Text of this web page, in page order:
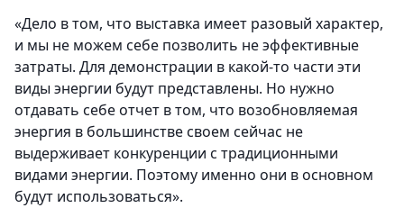
«Дело в том, что выставка имеет разовый характер,
и мы не можем себе позволить не эффективные
затраты. Для демонстрации в какой-то части эти
виды энергии будут представлены. Но нужно
отдавать себе отчет в том, что возобновляемая
энергия в большинстве своем сейчас не
выдерживает конкуренции с традиционными
видами энергии. Поэтому именно они в основном
будут использоваться».